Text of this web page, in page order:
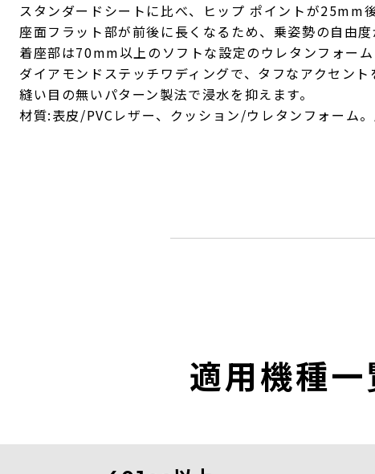
スタンダードシートに比べ、ヒップ ポイントが25mm
座面フラット部が前後に長くなるため、乗姿勢の自由
着座部は70mm以上のソフトな設定のウレタンフォーム
ダイアモンドステッチワディングで、タフなアクセン
縫い目の無いパターン製法で浸水を抑えます。
材質:表皮/PVCレザー、クッション/ウレタンフォー
適用機種一